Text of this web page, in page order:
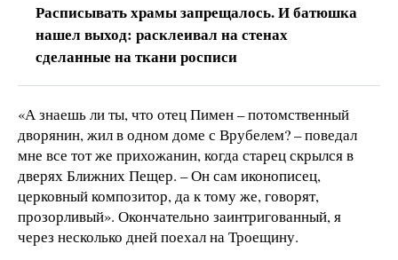
Расписывать храмы запрещалось. И батюшка
нашел выход: расклеивал на стенах
сделанные на ткани росписи
«А знаешь ли ты, что отец Пимен – потомственный
дворянин, жил в одном доме с Врубелем? – поведал
мне все тот же прихожанин, когда старец скрылся в
дверях Ближних Пещер. – Он сам иконописец,
церковный композитор, да к тому же, говорят,
прозорливый». Окончательно заинтригованный, я
через несколько дней поехал на Троещину.